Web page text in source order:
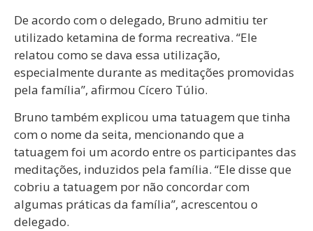
De acordo com o delegado, Bruno admitiu ter
utilizado ketamina de forma recreativa. “Ele
relatou como se dava essa utilização,
especialmente durante as meditações promovidas
pela família”, afirmou Cícero Túlio.
Bruno também explicou uma tatuagem que tinha
com o nome da seita, mencionando que a
tatuagem foi um acordo entre os participantes das
meditações, induzidos pela família. “Ele disse que
cobriu a tatuagem por não concordar com
algumas práticas da família”, acrescentou o
delegado.